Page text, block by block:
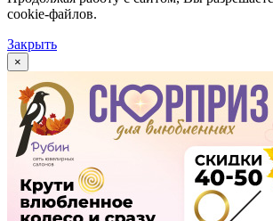
cookie-файлов.
Закрыть
×